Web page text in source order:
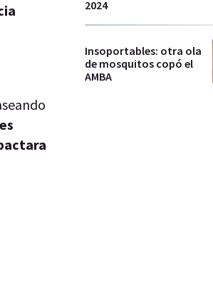
2024
Insoportables: otra ola
de mosquitos copó el
AMBA